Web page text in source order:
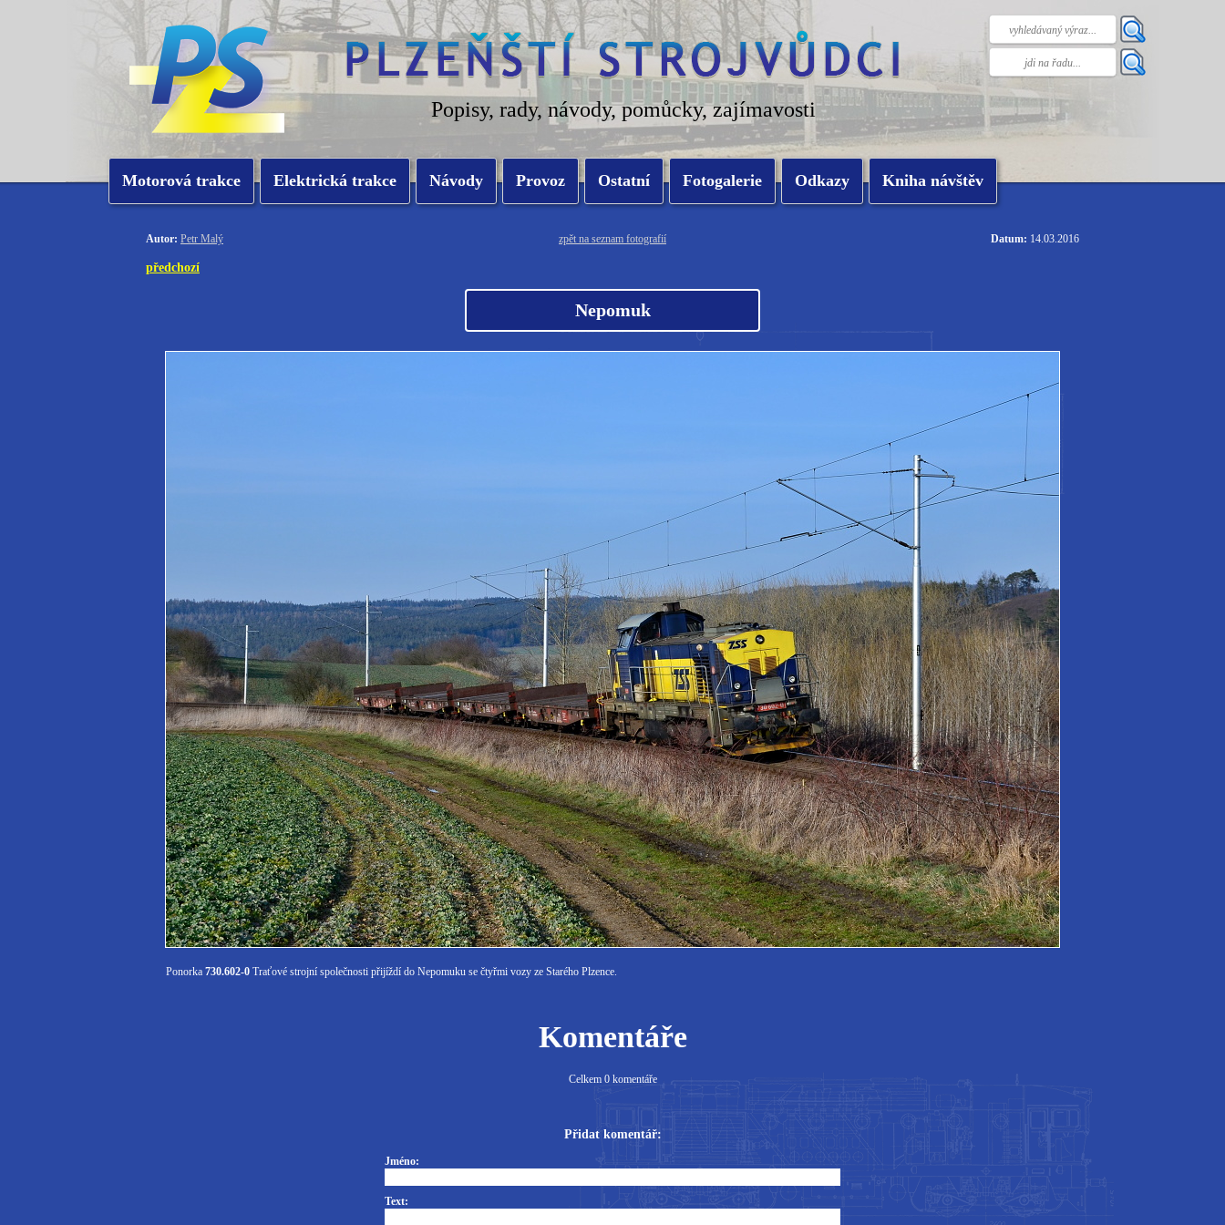
Popisy, rady, návody, pomůcky, zajímavosti
Motorová trakce Elektrická trakce Návody Provoz Ostatní Fotogalerie Odkazy Kniha návštěv
zpět na seznam fotografií
Autor: Petr Malý
předchozí
Datum: 14.03.2016
Nepomuk
Ponorka 730.602-0 Traťové strojní společnosti přijíždí do Nepomuku se čtyřmi vozy ze Starého Plzence.
Komentáře
Celkem 0 komentáře
Přidat komentář:
Jméno:
Text: